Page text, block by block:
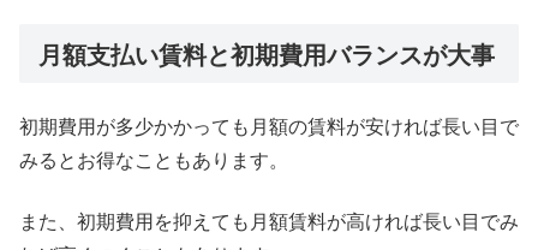
月額支払い賃料と初期費用バランスが大事
初期費用が多少かかっても月額の賃料が安ければ長い目で
みるとお得なこともあります。
また、初期費用を抑えても月額賃料が高ければ長い目でみ